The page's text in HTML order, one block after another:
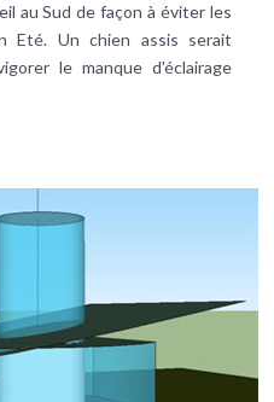
au Sud de façon à éviter les
Eté. Un chien assis serait
le manque d'éclairage